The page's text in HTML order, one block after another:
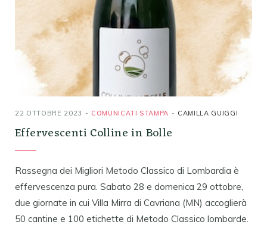
22 OTTOBRE 2023 COMUNICATI STAMPA CAMILLA GUIGGI
Effervescenti Colline in Bolle
Rassegna dei Migliori Metodo Classico di Lombardia è
effervescenza pura. Sabato 28 e domenica 29 ottobre,
due giornate in cui Villa Mirra di Cavriana (MN) accoglierà
50 cantine e 100 etichette di Metodo Classico lombarde.